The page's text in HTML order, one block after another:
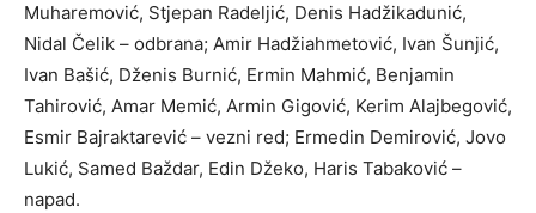
Muharemović, Stjepan Radeljić, Denis Hadžikadunić,
Nidal Čelik – odbrana; Amir Hadžiahmetović, Ivan Šunjić,
Ivan Bašić, Dženis Burnić, Ermin Mahmić, Benjamin
Tahirović, Amar Memić, Armin Gigović, Kerim Alajbegović,
Esmir Bajraktarević – vezni red; Ermedin Demirović, Jovo
Lukić, Samed Baždar, Edin Džeko, Haris Tabaković –
napad.